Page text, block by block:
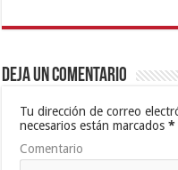
Deja un comentario
Tu dirección de correo
necesarios están marcados*
Comentario